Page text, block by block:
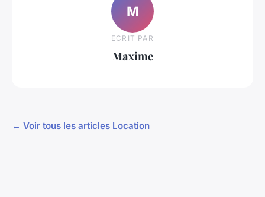
M
ECRIT PAR
Maxime
← Voir tous les articles Location